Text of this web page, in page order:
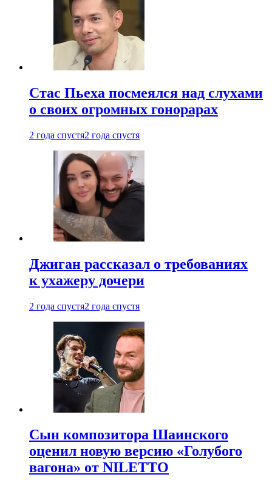
Стас Пьеха посмеялся над слухами
о своих огромных гонорарах
2 года спустя2 года спустя
Джиган рассказал о требованиях
к ухажеру дочери
2 года спустя2 года спустя
Сын композитора Шаинского
оценил новую версию «Голубого
вагона» от NILETTO